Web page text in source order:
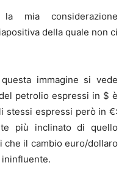
mia considerazione
della quale non ci
immagine si vede
petrolio espressi in $ è
stessi espressi però in €:
più inclinato di quello
che il cambio euro/dollaro